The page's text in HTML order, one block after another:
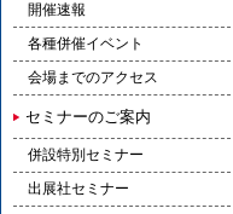
開催速報
各種併催イベント
会場までのアクセス
セミナーのご案内
併設特別セミナー
出展社セミナー